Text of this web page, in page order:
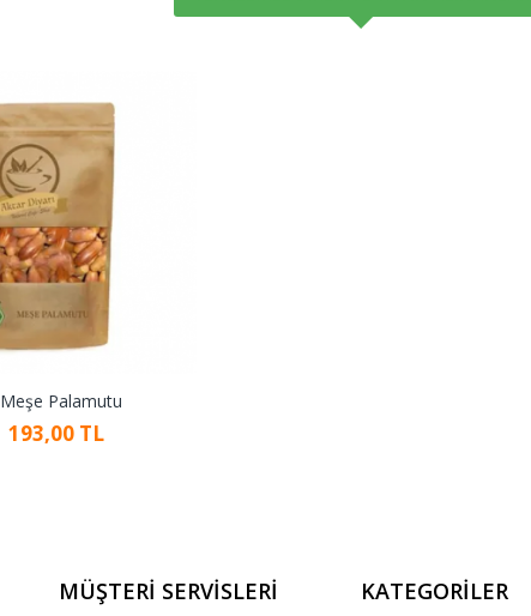
Meşe Palamutu
193,00 TL
MÜŞTERI SERVISLERI KATEGORILER